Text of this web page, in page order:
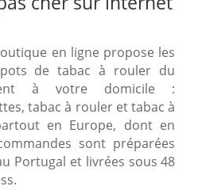
en ligne propose les
de tabac à rouler du
à votre domicile :
tabac à rouler et tabac à
en Europe, dont en
sont préparées
Portugal et livrées sous 48